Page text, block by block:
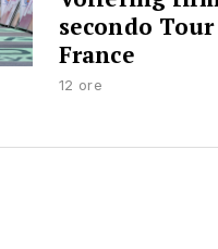
secondo Tour
France
12 ore